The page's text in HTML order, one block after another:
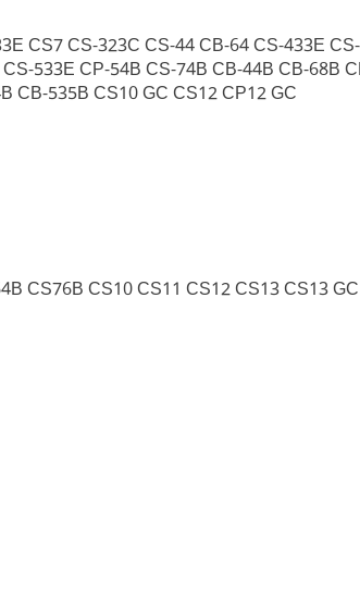
CS7 CS-323C CS-44 CB-64 CS-433E
533E CP-54B CS-74B CB-44B CB-68B
CB-535B CS10 GC CS12 CP12 GC
CS76B CS10 CS11 CS12 CS13 CS13